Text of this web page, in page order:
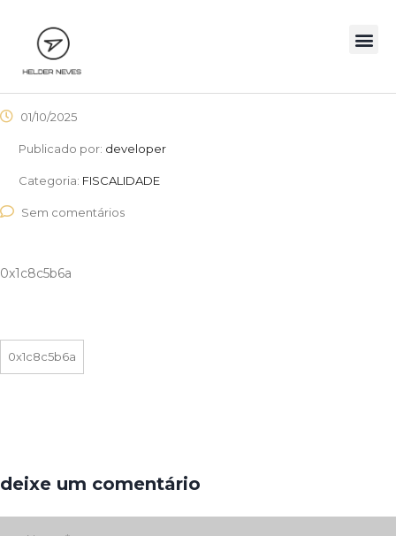
01/10/2025
Publicado por: developer
Categoria: FISCALIDADE
Sem comentários
0x1c8c5b6a
0x1c8c5b6a
deixe um comentário